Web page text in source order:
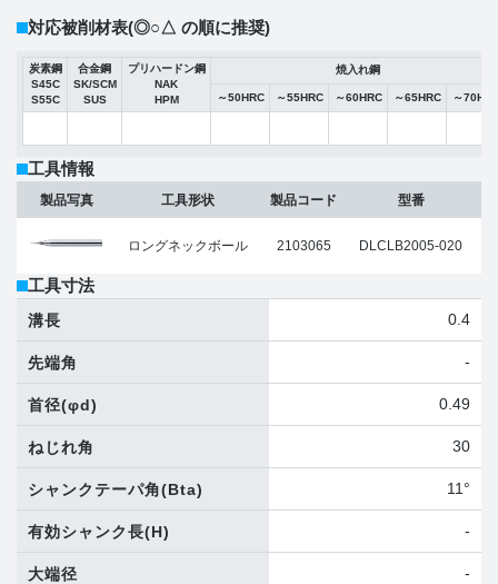
対応被削材表(◎○△ の順に推奨)
炭素鋼
S45C
S55C
合金鋼
SK/SCM
SUS
プリハードン鋼
NAK
HPM
焼入れ鋼
～50HRC ～55HRC ～60HRC ～65HRC ～
工具情報
製品写真 工具形状
ロングネックボール
製品コード
2103065
型番
DLCLB2005-020
工具寸法
溝長 0.4
先端角 -
首径(φd) 0.49
ねじれ角 30
シャンクテーパ角(Bta) 11°
有効シャンク長(H) -
大端径 -